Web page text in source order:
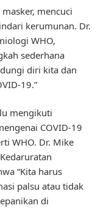
mencuci
kerumunan. Dr.
WHO,
sederhana
diri kita dan
19.”
mengikuti
COVID-19
WHO. Dr. Mike
“Kita harus
palsu atau tidak
di